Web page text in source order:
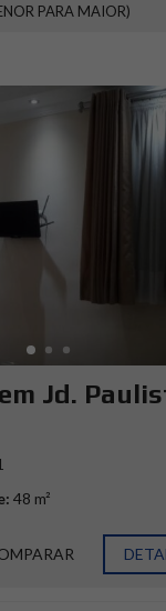
PARA MAIOR)
Jd.
48 m²